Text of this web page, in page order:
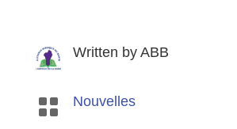
Written by ABB
 Nouvelles